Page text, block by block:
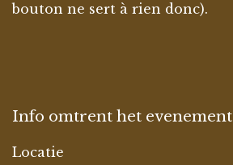
bouton ne sert à rien donc).
Info omtrent het evenement
Locatie